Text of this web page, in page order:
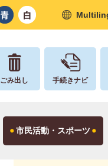
ごみ出し 手続きナビ
市民活動・スポーツ